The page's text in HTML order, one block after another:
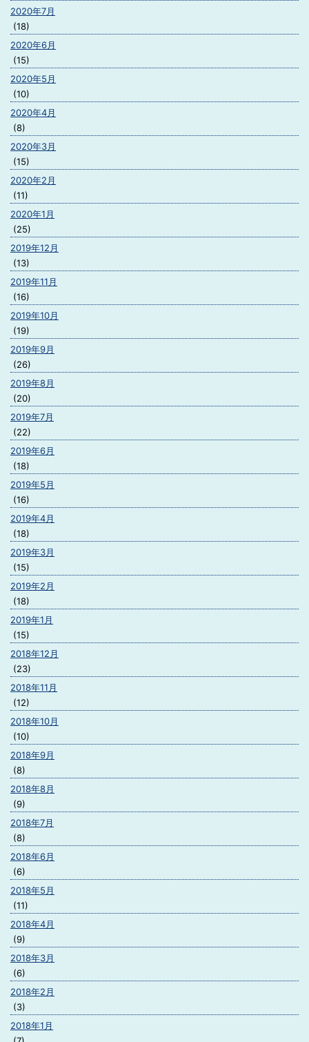
2020年7月
(18)
2020年6月
(15)
2020年5月
(10)
2020年4月
(8)
2020年3月
(15)
2020年2月
(11)
2020年1月
(25)
2019年12月
(13)
2019年11月
(16)
2019年10月
(19)
2019年9月
(26)
2019年8月
(20)
2019年7月
(22)
2019年6月
(18)
2019年5月
(16)
2019年4月
(18)
2019年3月
(15)
2019年2月
(18)
2019年1月
(15)
2018年12月
(23)
2018年11月
(12)
2018年10月
(10)
2018年9月
(8)
2018年8月
(9)
2018年7月
(8)
2018年6月
(6)
2018年5月
(11)
2018年4月
(9)
2018年3月
(6)
2018年2月
(3)
2018年1月